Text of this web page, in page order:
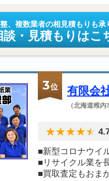
、複数業者の相見積もりも承
談・見積もりはこ
3位 有限会
（北海道稚
■新型コロナウイ
■リサイクル業を
■買取査定もおま